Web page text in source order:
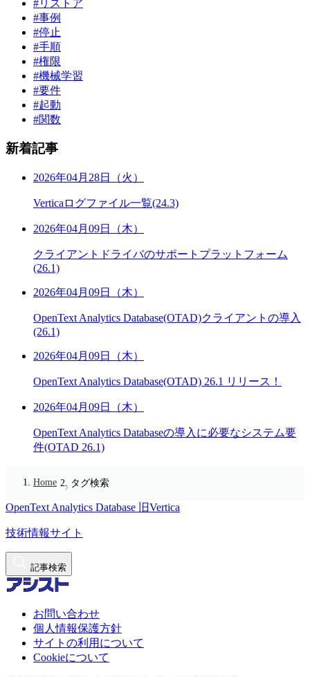
#リストア
#事例
#停止
#手順
#権限
#機械学習
#要件
#起動
#関数
新着記事
2026年04月28日（火）
Verticaログファイル一覧(24.3)
2026年04月09日（木）
クライアントドライバのサポートプラットフォーム
(26.1)
2026年04月09日（木）
OpenText Analytics Database(OTAD)クライアントの導入
(26.1)
2026年04月09日（木）
OpenText Analytics Database(OTAD) 26.1 リリース！
2026年04月09日（木）
OpenText Analytics Databaseの導入に必要なシステム要
件(OTAD 26.1)
Home タグ検索
OpenText Analytics Database 旧Vertica
技術情報サイト
記事検索
お問い合わせ
個人情報保護方針
サイトの利用について
Cookieについて